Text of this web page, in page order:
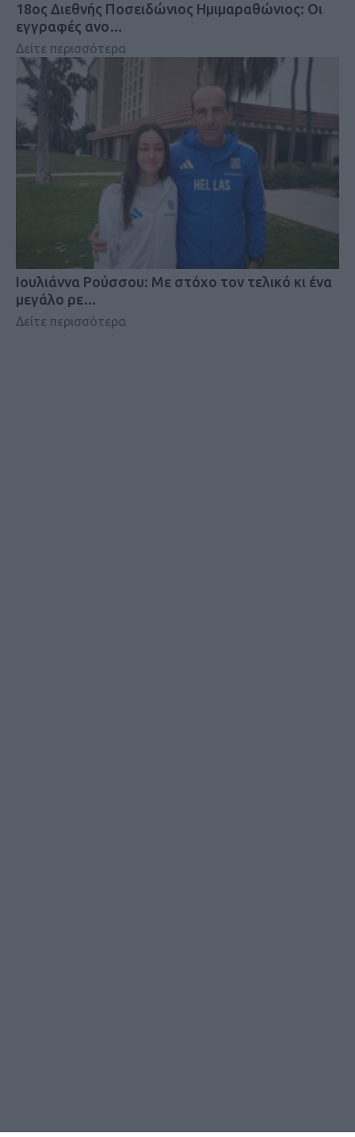
18oς Διεθνής Ποσειδώνιος Ημιμαραθώνιος: Οι
εγγραφές ανο…
Δείτε περισσότερα
Iουλιάννα Ρούσσου: Με στόχο τον τελικό κι ένα
μεγάλο ρε…
Δείτε περισσότερα